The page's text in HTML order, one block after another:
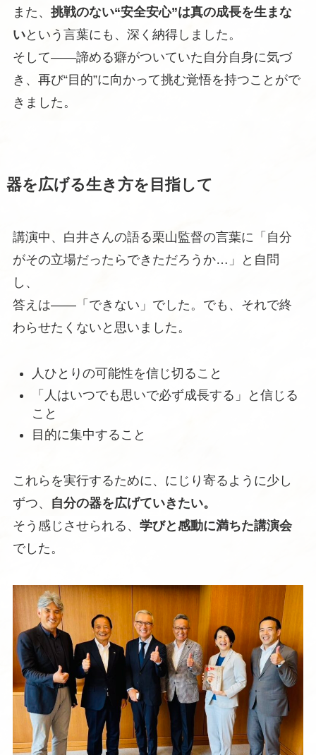
また、 挑戦のない“安全安心”は真の成長を生まな
いという言葉にも、深く納得しました。
そして――諦める癖がついていた自分自身に気づ
き、再び“目的”に向かって挑む覚悟を持つことがで
きました。
器を広げる生き方を目指して
講演中、白井さんの語る栗山監督の言葉に「自分
がその立場だったらできただろうか…」と自問
し、
答えは――「できない」でした。でも、それで終
わらせたくないと思いました。
人ひとりの可能性を信じ切ること
「人はいつでも思いで必ず成長する」と信じる
こと
目的に集中すること
これらを実行するために、にじり寄るように少し
ずつ、
自分の器を広げていきたい。
そう感じさせられる、 学びと感動に満ちた講演会
でした。